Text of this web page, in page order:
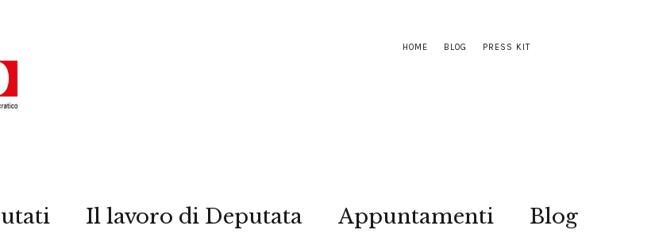
HOME BLOG PRESS KIT
Il lavoro di Deputata Appuntamenti Blog